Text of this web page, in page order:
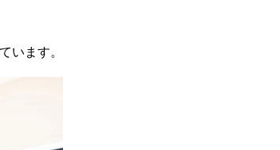
います。